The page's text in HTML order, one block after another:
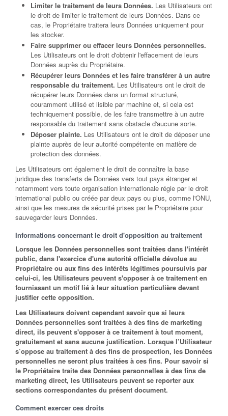
Limiter le traitement de leurs Données. Les Utilisateurs ont
le droit de limiter le traitement de leurs Données. Dans ce
cas, le Propriétaire traitera leurs Données uniquement pour
les stocker.
Faire supprimer ou effacer leurs Données personnelles.
Les Utilisateurs ont le droit d'obtenir l'effacement de leurs
Données auprès du Propriétaire.
Récupérer leurs Données et les faire transférer à un autre
responsable du traitement. Les Utilisateurs ont le droit de
récupérer leurs Données dans un format structuré,
couramment utilisé et lisible par machine et, si cela est
techniquement possible, de les faire transmettre à un autre
responsable du traitement sans obstacle d'aucune sorte.
Déposer plainte. Les Utilisateurs ont le droit de déposer une
plainte auprès de leur autorité compétente en matière de
protection des données.
Les Utilisateurs ont également le droit de connaître la base
juridique des transferts de Données vers tout pays étranger et
notamment vers toute organisation internationale régie par le droit
international public ou créée par deux pays ou plus, comme l'ONU,
ainsi que les mesures de sécurité prises par le Propriétaire pour
sauvegarder leurs Données.
Informations concernant le droit d'opposition au traitement
Lorsque les Données personnelles sont traitées dans l'intérêt
public, dans l'exercice d'une autorité officielle dévolue au
Propriétaire ou aux fins des intérêts légitimes poursuivis par
celui-ci, les Utilisateurs peuvent s'opposer à ce traitement en
fournissant un motif lié à leur situation particulière devant
justifier cette opposition.
Les Utilisateurs doivent cependant savoir que si leurs
Données personnelles sont traitées à des fins de marketing
direct, ils peuvent s'opposer à ce traitement à tout moment,
gratuitement et sans aucune justification. Lorsque l’Utilisateur
s’oppose au traitement à des fins de prospection, les Données
personnelles ne seront plus traitées à ces fins. Pour savoir si
le Propriétaire traite des Données personnelles à des fins de
marketing direct, les Utilisateurs peuvent se reporter aux
sections correspondantes du présent document.
Comment exercer ces droits